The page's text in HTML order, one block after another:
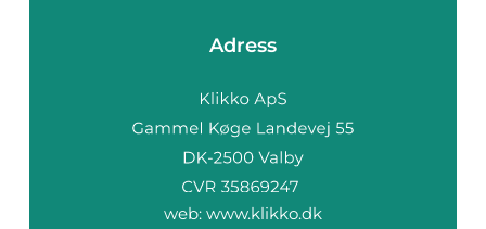
Adress
web: www.klikko.dk